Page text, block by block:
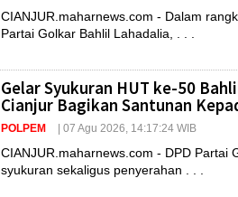
CIANJUR.maharnews.com - Dalam
Partai Golkar Bahlil Lahadalia, . . .
Gelar Syukuran HUT ke-50
Cianjur Bagikan Santunan
POLPEM | 07 Agu 2026, 14:17:24 WIB
CIANJUR.maharnews.com - DPD Partai
syukuran sekaligus penyerahan . . .